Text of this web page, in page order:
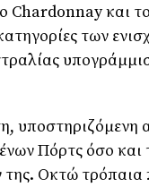
Chardonnayκαι το
των
υποστηριζόμενη
Πόρτς όσο και
Οκτώ τρόπαια